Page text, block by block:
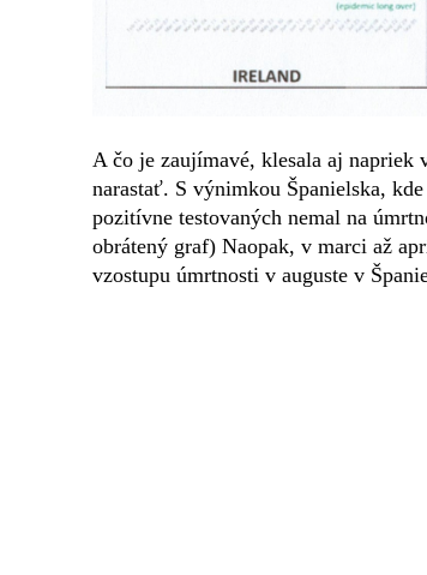
A čo je zaujímavé, klesala aj napriek
narastať. S výnimkou Španielska,
pozitívne testovaných nemal na
obrátený graf) Naopak, v marci až
vzostupu úmrtnosti v auguste v